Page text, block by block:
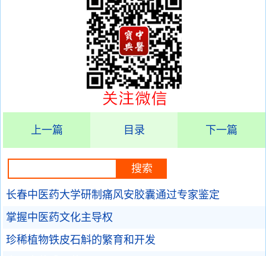
上一篇 目录 下一篇
长春中医药大学研制痛风安胶囊通过专家鉴定
掌握中医药文化主导权
珍稀植物铁皮石斛的繁育和开发